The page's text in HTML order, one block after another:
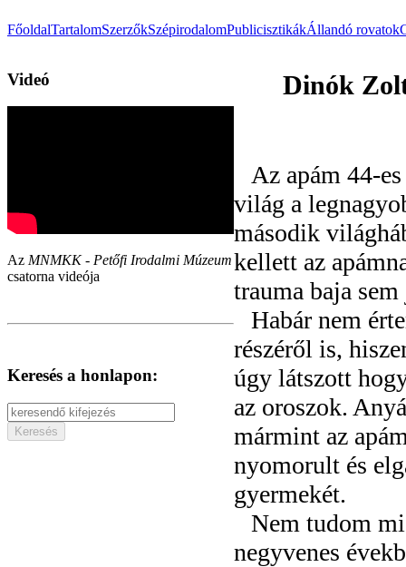
FőoldalTartalomSzerzőkSzépirodalomPublicisztikákÁllandó rovatok
Videó
Az MNMKK - Petőfi Irodalmi Múzeum
csatorna videója
Keresés a honlapon:
Dinók
Az apám 44-
világ a
második
kellett az
trauma baja
Habár nem
részéről is,
úgy látszott
az oroszok.
mármint az
nyomorult és
gyermekét.
Nem tudom
negyvenes